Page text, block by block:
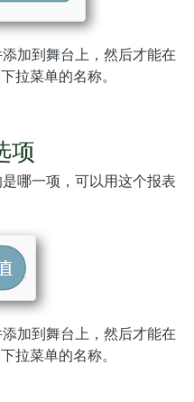
加到舞台上，然后才能在
拉菜单的名称。
项
哪一项，可以用这个报表
加到舞台上，然后才能在
拉菜单的名称。